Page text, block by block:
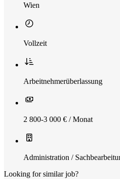
Wien
Vollzeit
Arbeitnehmerüberlassung
2 800-3 000 € / Monat
Administration /
Looking for similar job?